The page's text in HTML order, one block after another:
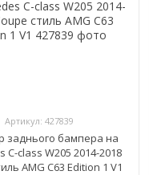
Артикул: 427839
заднього бампера на
C-class W205 2014-2018
AMG C63 Edition 1 V1